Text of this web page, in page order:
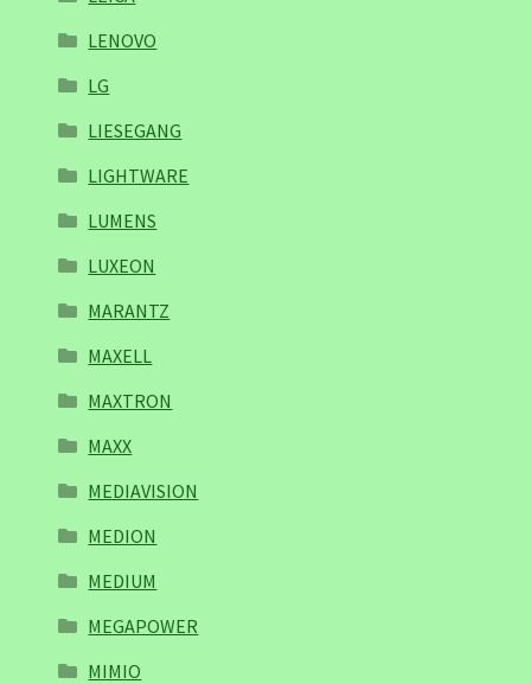
LENOVO
LG
LIESEGANG
LIGHTWARE
LUMENS
LUXEON
MARANTZ
MAXELL
MAXTRON
MAXX
MEDIAVISION
MEDION
MEDIUM
MEGAPOWER
MIMIO